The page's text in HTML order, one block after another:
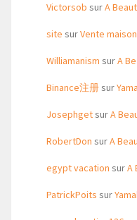
Victorsob surA
site surVente
Williamanism surA
Binance注册sur
JosephgetsurA
RobertDon surA
egypt vacation surA
PatrickPoits sur